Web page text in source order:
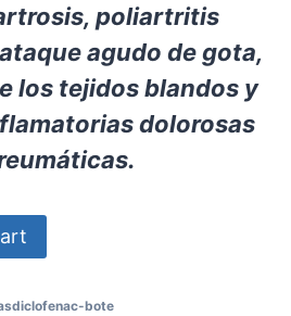
poliartritis
agudo de gota,
los tejidos blandos y
dolorosas
bote